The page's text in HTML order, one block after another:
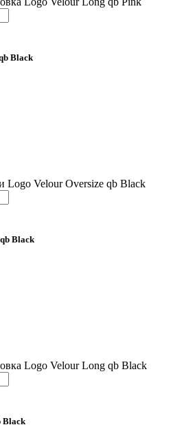
Black
Logo Velour Oversize qb Black
Black
Logo Velour Long qb Black
Black